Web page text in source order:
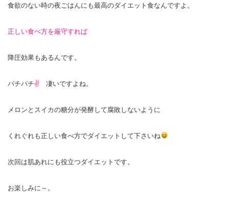
食欲のない時の夜ごはんにも最高のダイエット食なんですよ。
正しい食べ方を厳守すれば
降圧効果もあるんです。
パチパチ✌ 凄いですよね。
メロンとスイカの糖分が発酵して腐敗しないように
くれぐれも正しい食べ方でダイエットして下さいね
次回は肌あれにも役立つダイエットです。
お楽しみに～。